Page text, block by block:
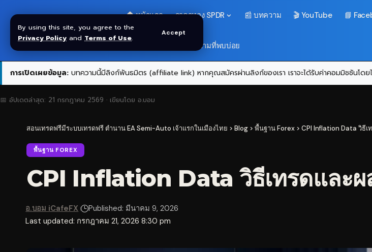
By using this site, you agree to the
Privacy Policy and Terms of Use.
Accept
🏠 หน้าแรก ราคาทอง SPDR 📰 บทความ 🎬 YouTube 📘
❓ คำถามที่พบบ่อย
การเปิดเผยข้อมูล: บทความนี้มีลิงก์พันธมิตร (affiliate link) หากคุณสมัครผ่านลิงก์ของเรา เราจะได้รับค่าคอมมิชชันโดย
📅 อัปเดตล่าสุด: 21 กรกฎาคม 2569 · เขียนโดย อ.บอม
สอนเทรดฟรีมีระบบเทรดฟรี ตำนาน EA Semi-Auto เจ้าแรกในเมืองไทย > Blog > พื้นฐาน Forex > CPI Inflation Data วิธี
พื้นฐาน FOREX
CPI Inflation Data วิธีเทรดและ
Last updated: กรกฎาคม 21, 2026 8:30 pm
อ.บอม iCafeFX Published: มีนาคม 9, 2026